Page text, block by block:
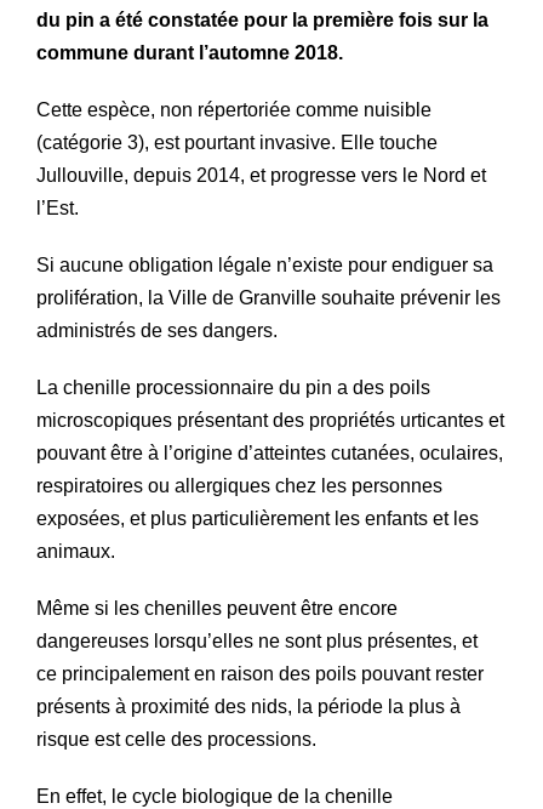
du pin a été constatée pour la première fois sur la
commune durant l’automne 2018.
Cette espèce, non répertoriée comme nuisible
(catégorie 3), est pourtant invasive. Elle touche
Jullouville, depuis 2014, et progresse vers le Nord et
l’Est.
Si aucune obligation légale n’existe pour endiguer sa
prolifération, la Ville de Granville souhaite prévenir les
administrés de ses dangers.
La chenille processionnaire du pin a des poils
microscopiques présentant des propriétés urticantes et
pouvant être à l’origine d’atteintes cutanées, oculaires,
respiratoires ou allergiques chez les personnes
exposées, et plus particulièrement les enfants et les
animaux.
Même si les chenilles peuvent être encore
dangereuses lorsqu’elles ne sont plus présentes, et
ce principalement en raison des poils pouvant rester
présents à proximité des nids, la période la plus à
risque est celle des processions.
En effet, le cycle biologique de la chenille